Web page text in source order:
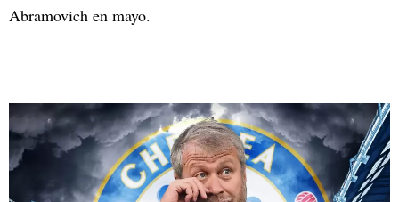
Abramovich en mayo.